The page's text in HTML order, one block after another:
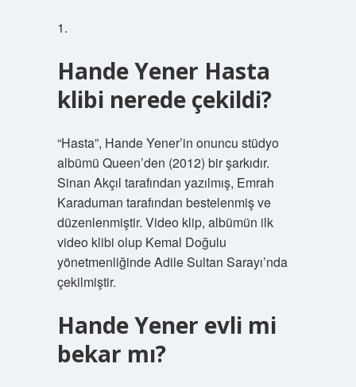
1.
Hande Yener Hasta
klibi nerede çekildi?
“Hasta”, Hande Yener’in onuncu stüdyo
albümü Queen’den (2012) bir şarkıdır.
Sinan Akçıl tarafından yazılmış, Emrah
Karaduman tarafından bestelenmiş ve
düzenlenmiştir. Video klip, albümün ilk
video klibi olup Kemal Doğulu
yönetmenliğinde Adile Sultan Sarayı’nda
çekilmiştir.
Hande Yener evli mi
bekar mı?